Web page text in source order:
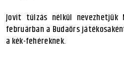
Jovit túlzás nélkül nevezhetjük
februárban a Budaörs
a kék-fehéreknek.